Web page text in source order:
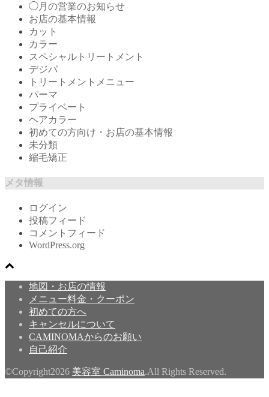
◯月の営業のお知らせ
お店の基本情報
カット
カラー
スペシャルトリートメント
デジパ
トリートメントメニュー
パーマ
プライベート
ヘアカラー
初めての方向け・お店の基本情報
未分類
縮毛矯正
メタ情報
ログイン
投稿フィード
コメントフィード
WordPress.org
地図・お店の情報
メニュー料金・クーポン
初めての方へ
キャンセルについて
CAMINOMAからのお願い
自己紹介
©Copyright2026 美容室 Caminoma.All Rights Reserved.